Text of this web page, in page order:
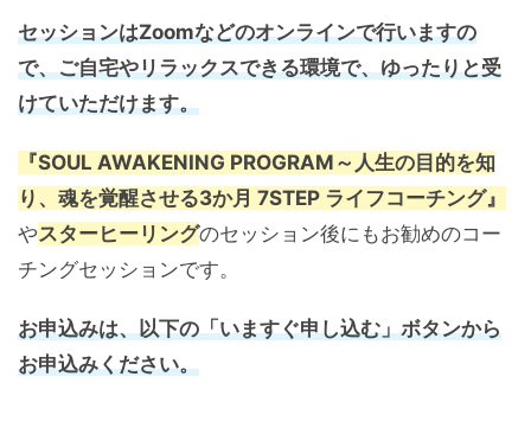
セッションはZoomなどのオンラインで行いますの
で、ご自宅やリラックスできる環境で、ゆったりと受
けていただけます。
『SOUL AWAKENING PROGRAM～人生の目的を知
り、魂を覚醒させる3か月 7STEP ライフコーチング』
やスターヒーリングのセッション後にもお勧めのコー
チングセッションです。
お申込みは、以下の「いますぐ申し込む」ボタンから
お申込みください。